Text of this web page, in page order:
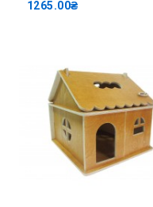
1265.00₴